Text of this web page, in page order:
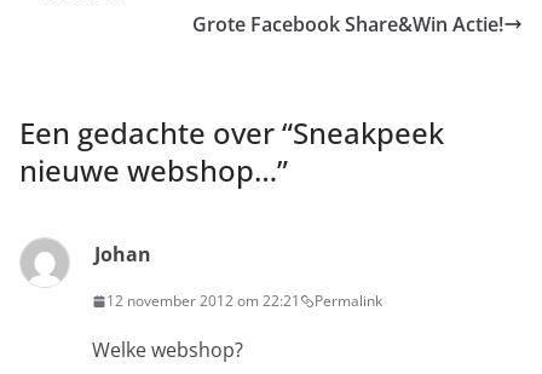
Grote Facebook Share&Win Actie!
Een gedachte over “Sneakpeek
nieuwe webshop…”
Johan
12 november 2012 om 22:21 Permalink
Welke webshop?